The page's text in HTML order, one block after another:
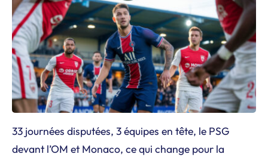
33 journées disputées, 3 équipes en tête, le PSG
devant l’OM et Monaco, ce qui change pour la